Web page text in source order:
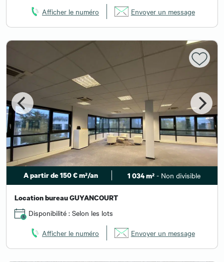
Afficher le numéro Envoyer un message
A partir de 150 € m²/an 1 034 m²- Non divisible
Location bureau GUYANCOURT
Disponibilité : Selon les lots
Afficher le numéro Envoyer un message